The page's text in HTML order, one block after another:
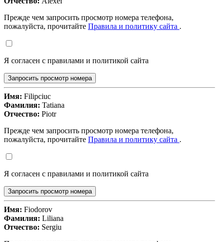
Прежде чем запросить просмотр номера телефона,
пожалуйста, прочитайте Правила и политику сайта .
Я согласен с правилами и политикой сайта
Запросить просмотр номера
Имя: Filipciuc
Фамилия: Tatiana
Отчество: Piotr
Прежде чем запросить просмотр номера телефона,
пожалуйста, прочитайте Правила и политику сайта .
Я согласен с правилами и политикой сайта
Запросить просмотр номера
Имя: Fiodorov
Фамилия: Liliana
Отчество: Sergiu